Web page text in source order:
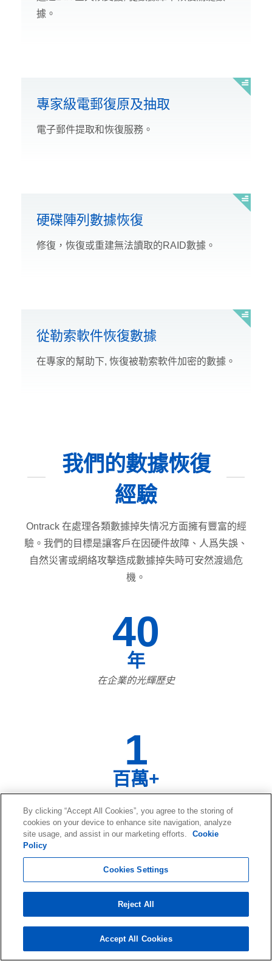
據。
專家級電郵復原及抽取
電子郵件提取和恢復服務。
硬碟陣列數據恢復
修復，恢復或重建無法讀取的RAID數據。
從勒索軟件恢復數據
在專家的幫助下, 恢復被勒索軟件加密的數據。
我們的數據恢復
經驗
Ontrack 在處理各類數據掉失情况方面擁有豐富的經
驗。我們的目標是讓客戶在因硬件故障、人爲失誤、
自然災害或網絡攻擊造成數據掉失時可安然渡過危
機。
40
年
在企業的光輝歷史
1
百萬+
120
Petabytes+
恢復的數據
By clicking “Accept All Cookies”, you agree to the storing of
cookies on your device to enhance site navigation, analyze
site usage, and assist in our marketing efforts.
Cookie
Policy
Cookies Settings
Reject All
Accept All Cookies